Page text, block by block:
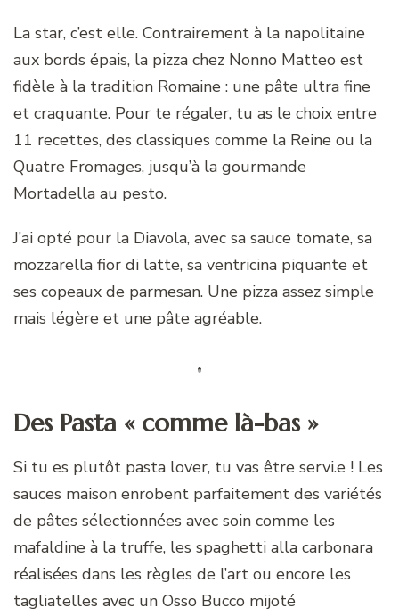
La star, c’est elle. Contrairement à la napolitaine
aux bords épais, la pizza chez Nonno Matteo est
fidèle à la tradition Romaine : une pâte ultra fine
et craquante. Pour te régaler, tu as le choix entre
11 recettes, des classiques comme la Reine ou la
Quatre Fromages, jusqu’à la gourmande
Mortadella au pesto.
J’ai opté pour la Diavola, avec sa sauce tomate, sa
mozzarella fior di latte, sa ventricina piquante et
ses copeaux de parmesan. Une pizza assez simple
mais légère et une pâte agréable.
Des Pasta « comme là-bas »
Si tu es plutôt pasta lover, tu vas être servi.e ! Les
sauces maison enrobent parfaitement des variétés
de pâtes sélectionnées avec soin comme les
mafaldine à la truffe, les spaghetti alla carbonara
réalisées dans les règles de l’art ou encore les
tagliatelles avec un Osso Bucco mijoté